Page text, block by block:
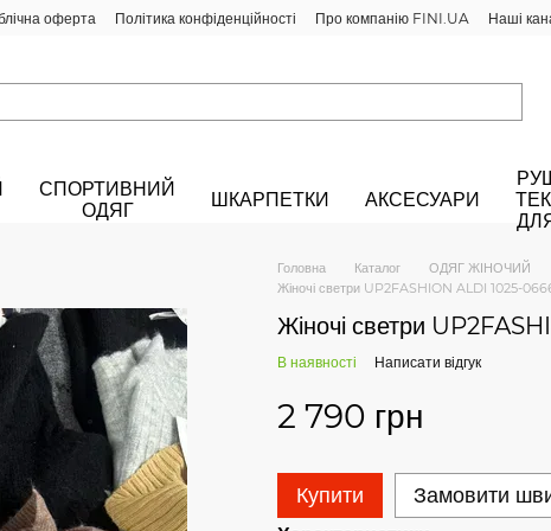
оферта Політика конфіденційності Про компанію FINI.UA Наші
СПОРТИВНИЙ
ОДЯГ
ШКАРПЕТКИ АКСЕСУАРИ
Головна Каталог ОДЯГ ЖІНОЧИЙ
Жіночі светри UP2FASHION ALDI 1025-
Жіночі светри
В наявності Написати відгук
2 790 грн
Купити Замовити